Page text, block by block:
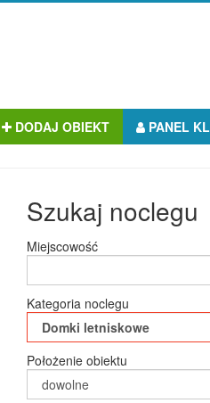
DODAJ OBIEKT PANEL
Szukaj noclegu
Miejscowość
Kategoria noclegu
Domki letniskowe
Położenie obiektu
dowolne